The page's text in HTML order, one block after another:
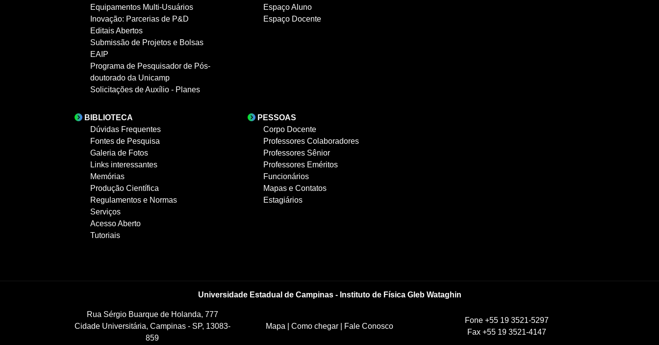
Equipamentos Multi-Usuários
Inovação: Parcerias de P&D
Editais Abertos
Submissão de Projetos e Bolsas
EAIP
Programa de Pesquisador de Pós-
doutorado da Unicamp
Solicitações de Auxílio - Planes
Espaço Aluno
Espaço Docente
BIBLIOTECA
Dúvidas Frequentes
Fontes de Pesquisa
Galeria de Fotos
Links interessantes
Memórias
Produção Científica
Regulamentos e Normas
Serviços
Acesso Aberto
Tutoriais
PESSOAS
Corpo Docente
Professores Colaboradores
Professores Sênior
Professores Eméritos
Funcionários
Mapas e Contatos
Estagiários
Universidade Estadual de Campinas - Instituto de Física Gleb Wataghin
Rua Sérgio Buarque de Holanda, 777
Cidade Universitária, Campinas - SP, 13083-
859
Mapa Como chegar Fale Conosco
Fone +55 19 3521-5297
Fax +55 19 3521-4147